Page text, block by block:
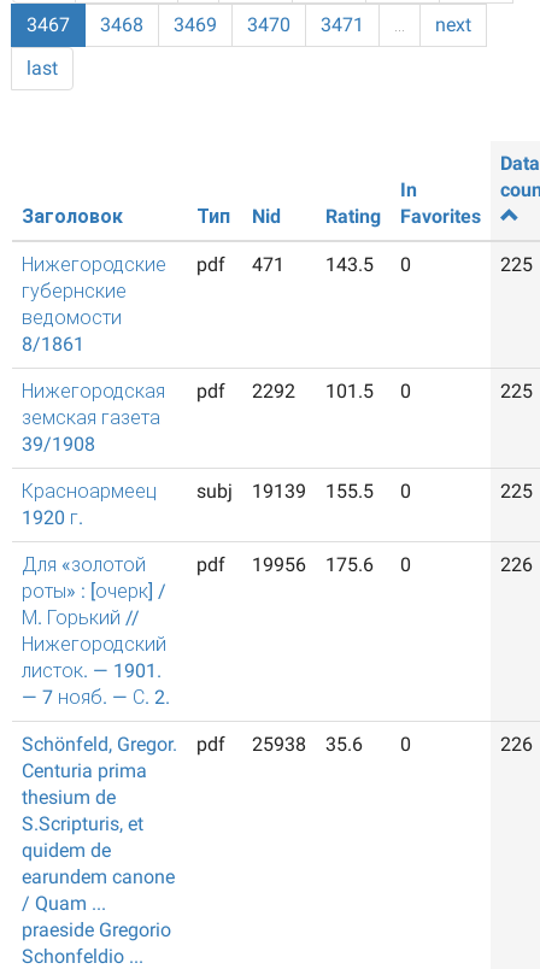
3467
3468 3469 3470 3471 …
next
last
Заголовок Тип Nid Rating
In
Favorites
Data
Нижегородские
губернские
ведомости
8/1861
pdf 471 143.5 0 225
Нижегородская
земская газета
39/1908
pdf 2292 101.5 0 225
Красноармеец
1920 г.
subj 19139 155.5 0 225
Для «золотой
роты» : [очерк] /
М. Горький //
Нижегородский
листок. — 1901.
— 7 нояб. — С. 2.
pdf 19956 175.6 0 226
Schönfeld, Gregor.
Centuria prima
thesium de
S.Scripturis, et
quidem de
earundem canone
/ Quam ...
praeside Gregorio
Schonfeldio ...
pdf 25938 35.6 0 226